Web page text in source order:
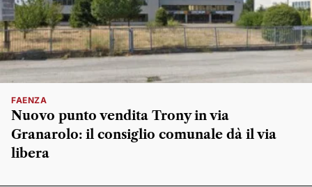
FAENZA
Nuovo punto vendita Trony in via
Granarolo: il consiglio comunale dà il via
libera